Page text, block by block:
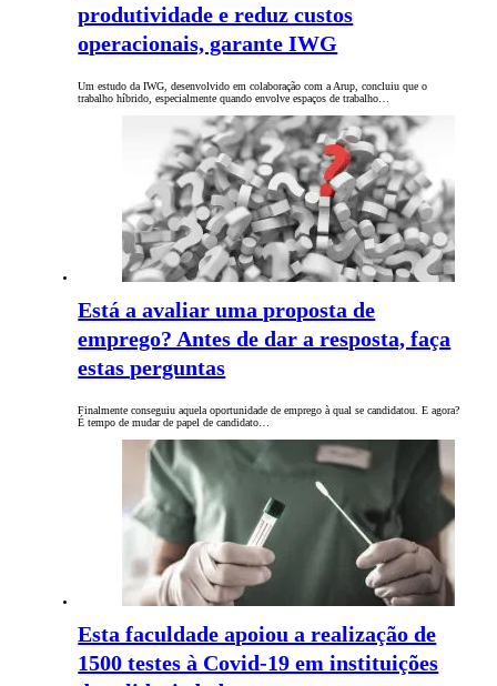
produtividade e reduz custos
operacionais, garante IWG
Um estudo da IWG, desenvolvido em colaboração com a Arup, concluiu que o
trabalho híbrido, especialmente quando envolve espaços de trabalho…
Está a avaliar uma proposta de
emprego? Antes de dar a resposta, faça
estas perguntas
Finalmente conseguiu aquela oportunidade de emprego à qual se candidatou. E agora?
É tempo de mudar de papel de candidato…
Esta faculdade apoiou a realização de
1500 testes à Covid-19 em instituições